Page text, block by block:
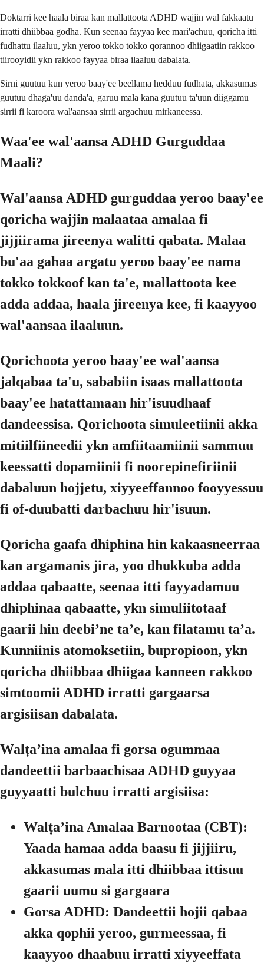
Doktarri kee haala biraa kan mallattoota ADHD wajjin wal fakkaatu
irratti dhiibbaa godha. Kun seenaa fayyaa kee mari'achuu, qoricha itti
fudhattu ilaaluu, ykn yeroo tokko tokko qorannoo dhiigaatiin rakkoo
tiirooyidii ykn rakkoo fayyaa biraa ilaaluu dabalata.
Sirni guutuu kun yeroo baay'ee beellama hedduu fudhata, akkasumas
guutuu dhaga'uu danda'a, garuu mala kana guutuu ta'uun diiggamu
sirrii fi karoora wal'aansaa sirrii argachuu mirkaneessa.
Waa'ee wal'aansa ADHD Gurguddaa
Maali?
Wal'aansa ADHD gurguddaa yeroo baay'ee
qoricha wajjin malaataa amalaa fi
jijjiirama jireenya walitti qabata. Malaa
bu'aa gahaa argatu yeroo baay'ee nama
tokko tokkoof kan ta'e, mallattoota kee
adda addaa, haala jireenya kee, fi kaayyoo
wal'aansaa ilaaluun.
Qorichoota yeroo baay'ee wal'aansa
jalqabaa ta'u, sababiin isaas mallattoota
baay'ee hatattamaan hir'isuudhaaf
dandeessisa. Qorichoota simuleetiinii akka
mitiilfiineedii ykn amfiitaamiinii sammuu
keessatti dopamiinii fi noorepinefiriinii
dabaluun hojjetu, xiyyeeffannoo fooyyessuu
fi of-duubatti darbachuu hir'isuun.
Qoricha gaafa dhiphina hin kakaasneerraa
kan argamanis jira, yoo dhukkuba adda
addaa qabaatte, seenaa itti fayyadamuu
dhiphinaa qabaatte, ykn simuliitotaaf
gaarii hin deebiʼne taʼe, kan filatamu taʼa.
Kunniinis atomoksetiin, bupropioon, ykn
qoricha dhiibbaa dhiigaa kanneen rakkoo
simtoomii ADHD irratti gargaarsa
argisiisan dabalata.
Walṭaʼina amalaa fi gorsa ogummaa
dandeettii barbaachisaa ADHD guyyaa
guyyaatti bulchuu irratti argisiisa:
Walṭaʼina Amalaa Barnootaa (CBT):
Yaada hamaa adda baasu fi jijjiiru,
akkasumas mala itti dhiibbaa ittisuu
gaarii uumu si gargaara
Gorsa ADHD: Dandeettii hojii qabaa
akka qophii yeroo, gurmeessaa, fi
kaayyoo dhaabuu irratti xiyyeeffata